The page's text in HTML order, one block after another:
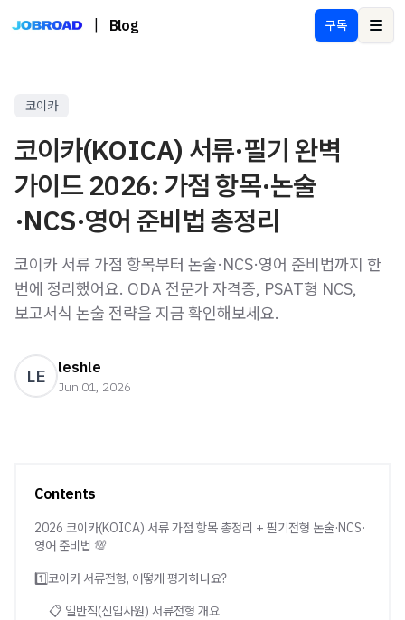
Blog 구독
코이카
코이카(KOICA) 서류·필기 완벽
가이드 2026: 가점 항목·논술
·NCS·영어 준비법 총정리
코이카 서류 가점 항목부터 논술·NCS·영어 준비법까지 한
번에 정리했어요. ODA 전문가 자격증, PSAT형 NCS,
보고서식 논술 전략을 지금 확인해보세요.
LE leshle
Jun 01, 2026
Contents
2026 코이카(KOICA) 서류 가점 항목 총정리 + 필기전형 논술·NCS·
영어 준비법 💯
1️⃣코이카 서류전형, 어떻게 평가하나요?
📋 일반직(신입사원) 서류전형 개요